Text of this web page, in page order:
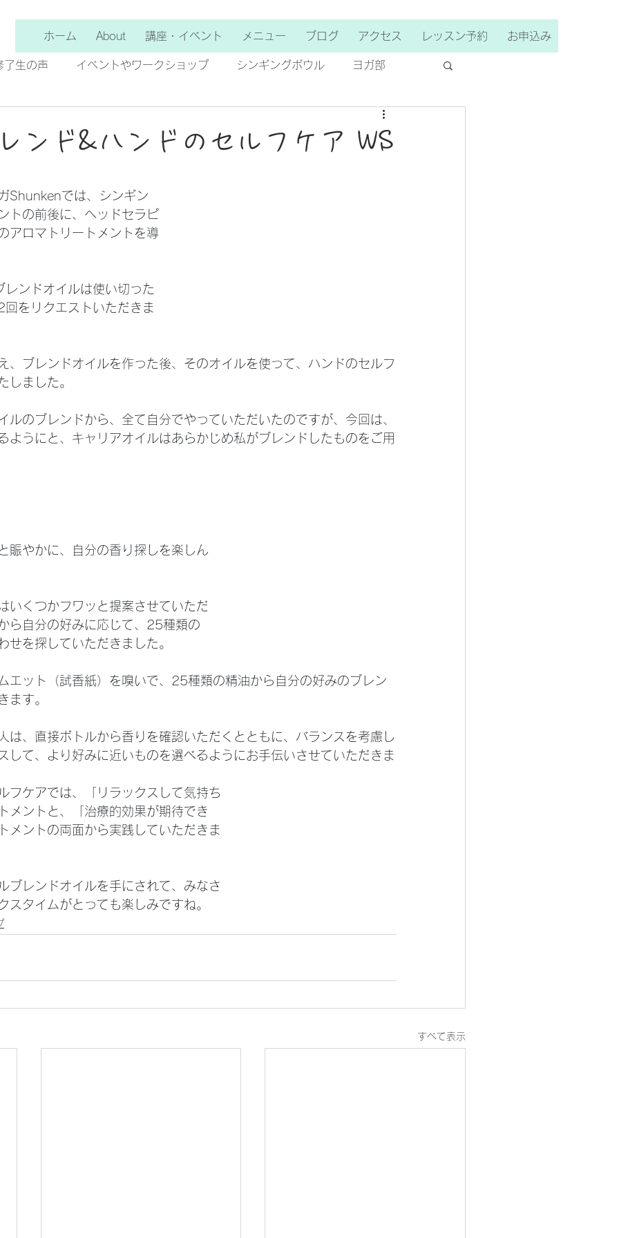
ホーム About 講座・イベント メニュー ブログ アクセス レッスン予約 お申込み
了生の声 イベントやワークショップ シンギングボウル ヨガ部
ンド&ハンドのセルフケア WS
Shunkenでは、シンギン
トの前後に、ヘッドセラピ
アロマトリートメントを導
ンドオイルは使い切った
をリクエストいただきま
、ブレンドオイルを作った後、そのオイルを使って、ハンドのセルフ
しました。
ルのブレンドから、全て自分でやっていただいたのですが、今回は、
ようにと、キャリアオイルはあらかじめ私がブレンドしたものをご用
賑やかに、自分の香り探しを楽しん
いくつかフワッと提案させていただ
ら自分の好みに応じて、25種類の
せを探していただきました。
エット（試香紙）を嗅いで、25種類の精油から自分の好みのブレン
ます。
は、直接ボトルから香りを確認いただくとともに、バランスを考慮し
して、より好みに近いものを選べるようにお手伝いさせていただきま
フケアでは、「リラックスして気持ち
メントと、「治療的効果が期待でき
メントの両面から実践していただきま
ブレンドオイルを手にされて、みなさ
スタイムがとっても楽しみですね。
すべて表示